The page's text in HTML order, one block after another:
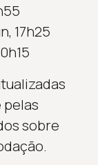
17h25
pelas
sobre